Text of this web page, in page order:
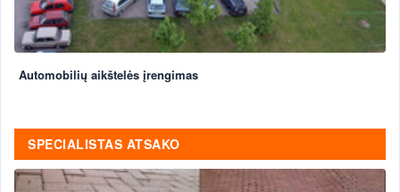
Automobilių aikštelės įrengimas
SPECIALISTAS ATSAKO